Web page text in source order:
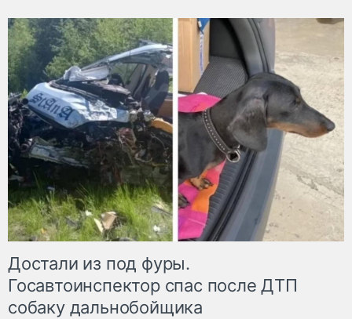
Достали из под фуры.
Госавтоинспектор спас после ДТП
собаку дальнобойщика